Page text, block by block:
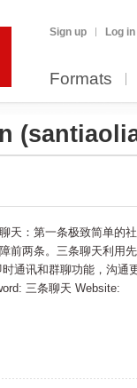
Sign up Log in
Formats
天：第一条极致简单的
前两条。三条聊天利用
通讯和群聊功能，沟通
三条聊天 Website: